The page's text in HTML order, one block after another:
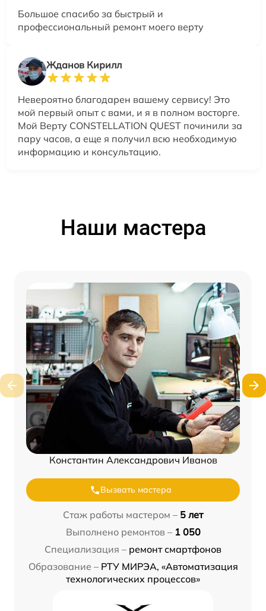
Большое спасибо за быстрый и
профессиональный ремонт моего верту
Жданов Кирилл
Невероятно благодарен вашему сервису! Это
мой первый опыт с вами, и я в полном восторге.
Мой Верту CONSTELLATION QUEST починили за
пару часов, а еще я получил всю необходимую
информацию и консультацию.
Наши мастера
Константин Александрович Иванов
Вызвать мастера
Стаж работы мастером – 5 лет
Выполнено ремонтов – 1 050
Специализация – ремонт смартфонов
Образование – РТУ МИРЭА, «Автоматизация
технологических процессов»